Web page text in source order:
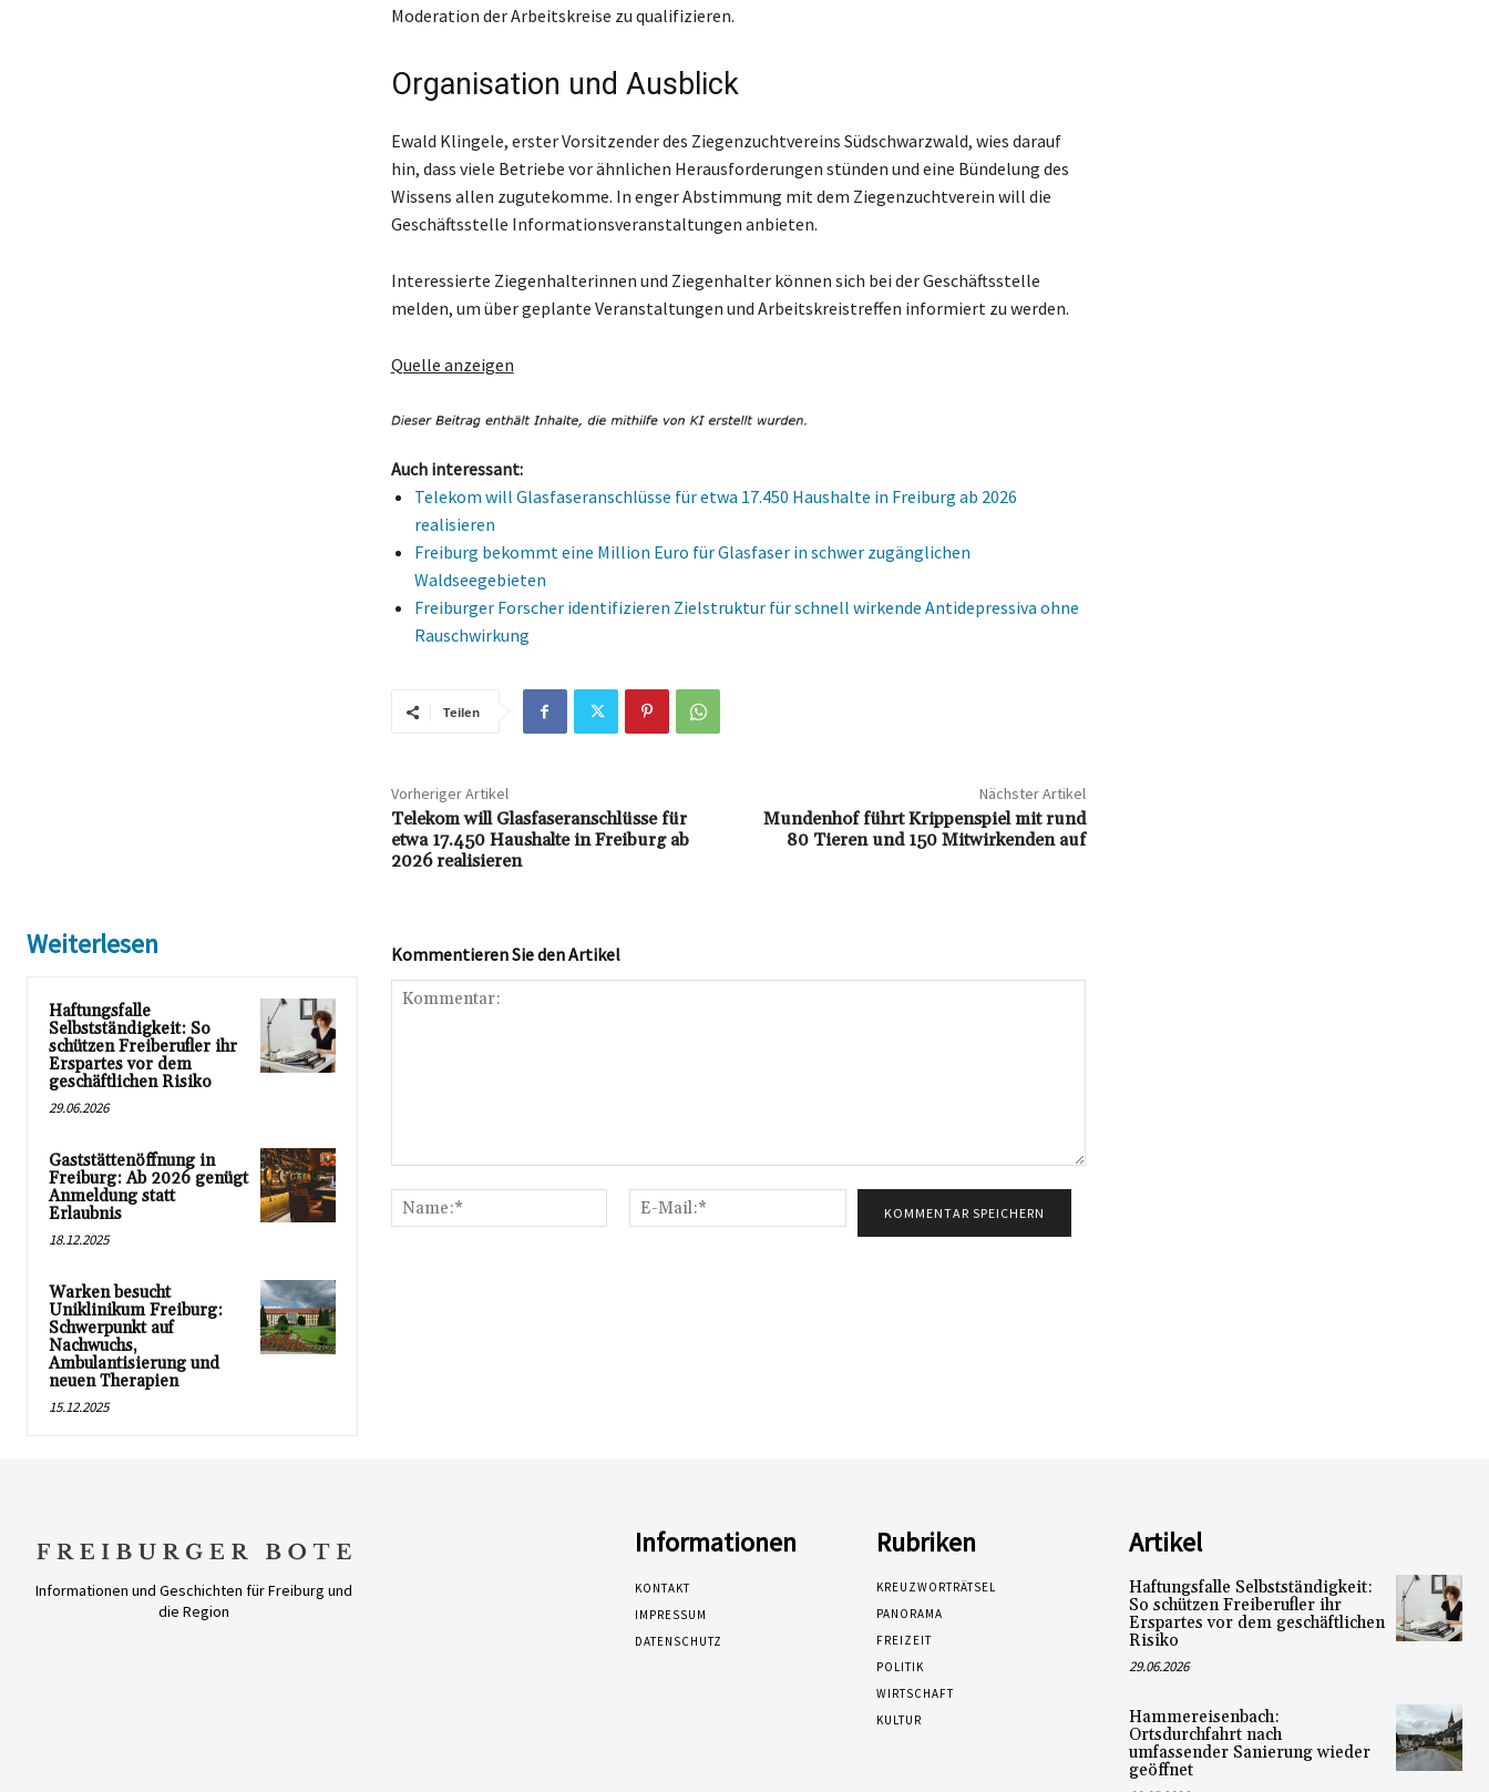
Moderation der Arbeitskreise zu qualifizieren.
Organisation und Ausblick
Ewald Klingele, erster Vorsitzender des Ziegenzuchtvereins Südschwarzwald, wies darauf
hin, dass viele Betriebe vor ähnlichen Herausforderungen stünden und eine Bündelung des
Wissens allen zugutekomme. In enger Abstimmung mit dem Ziegenzuchtverein will die
Geschäftsstelle Informationsveranstaltungen anbieten.
Interessierte Ziegenhalterinnen und Ziegenhalter können sich bei der Geschäftsstelle
melden, um über geplante Veranstaltungen und Arbeitskreistreffen informiert zu werden.
Quelle anzeigen
Auch interessant:
Telekom will Glasfaseranschlüsse für etwa 17.450 Haushalte in Freiburg ab 2026
realisieren
Freiburg bekommt eine Million Euro für Glasfaser in schwer zugänglichen
Waldseegebieten
Freiburger Forscher identifizieren Zielstruktur für schnell wirkende Antidepressiva ohne
Rauschwirkung
Teilen
Vorheriger Artikel
Telekom will Glasfaseranschlüsse für
etwa 17.450 Haushalte in Freiburg ab
2026 realisieren
Nächster Artikel
Mundenhof führt Krippenspiel mit rund
80 Tieren und 150 Mitwirkenden auf
Weiterlesen
Haftungsfalle
Selbstständigkeit: So
schützen Freiberufler ihr
Erspartes vor dem
geschäftlichen Risiko
29.06.2026
Gaststättenöffnung in
Freiburg: Ab 2026 genügt
Anmeldung statt
Erlaubnis
18.12.2025
Warken besucht
Uniklinikum Freiburg:
Schwerpunkt auf
Nachwuchs,
Ambulantisierung und
neuen Therapien
15.12.2025
Kommentieren Sie den Artikel
Name:*
Mail:*
Informationen und Geschichten für Freiburg und
die Region
Informationen
KONTAKT
IMPRESSUM
DATENSCHUTZ
Rubriken
KREUZWORTRÄTSEL
PANORAMA
FREIZEIT
POLITIK
WIRTSCHAFT
KULTUR
Artikel
Haftungsfalle Selbstständigkeit:
So schützen Freiberufler ihr
Erspartes vor dem geschäftlichen
Risiko
29.06.2026
Hammereisenbach:
Ortsdurchfahrt nach
umfassender Sanierung wieder
geöffnet